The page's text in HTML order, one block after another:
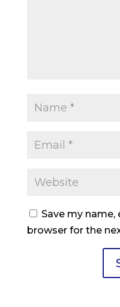
Save my name,
browser for the